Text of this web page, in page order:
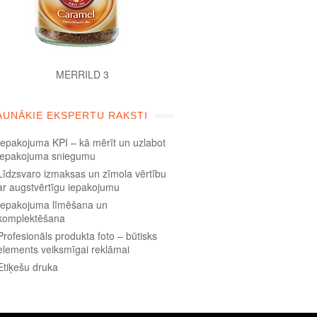
MERRILD 3
EKSPERTU RAKSTI
KPI – kā mērīt un uzlabot
sniegumu
izmaksas un zīmola vērtību
augstvērtīgu iepakojumu
līmēšana un
produkta foto – būtisks
veiksmīgai reklāmai
druka